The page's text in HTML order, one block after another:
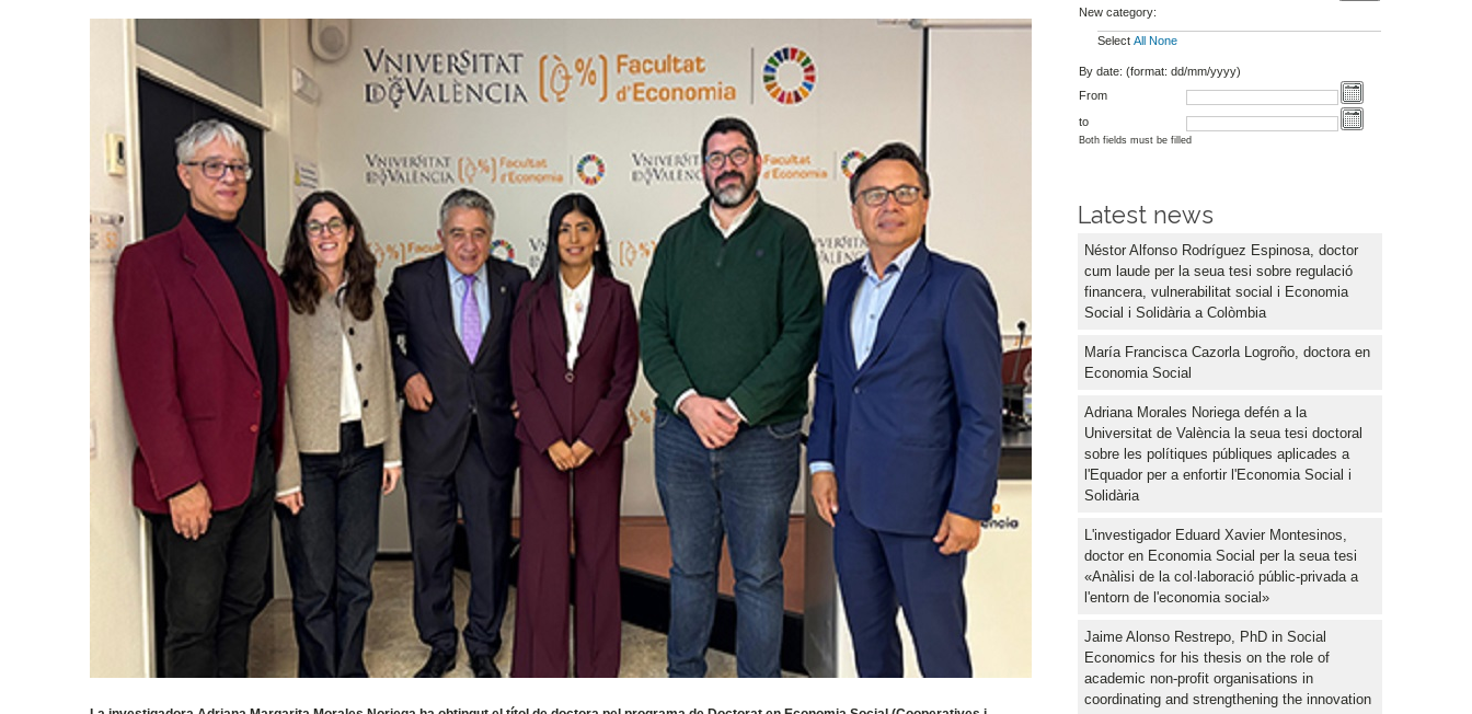
New category:
Select All None
By date: (format: dd/mm/yyyy)
From
to
Both fields must be filled
Latest news
Néstor Alfonso Rodríguez Espinosa, doctor
cum laude per la seua tesi sobre regulació
financera, vulnerabilitat social i Economia
Social i Solidària a Colòmbia
María Francisca Cazorla Logroño, doctora en
Economia Social
Adriana Morales Noriega defén a la
Universitat de València la seua tesi doctoral
sobre les polítiques públiques aplicades a
l'Equador per a enfortir l'Economia Social i
Solidària
L'investigador Eduard Xavier Montesinos,
doctor en Economia Social per la seua tesi
«Anàlisi de la col·laboració públic-privada a
l'entorn de l'economia social»
Jaime Alonso Restrepo, PhD in Social
Economics for his thesis on the role of
academic non-profit organisations in
coordinating and strengthening the innovation